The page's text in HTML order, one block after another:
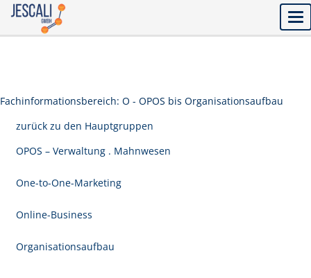
Fachinformationsbereich: O - OPOS bis Organisationsaufbau
zurück zu den Hauptgruppen
OPOS – Verwaltung . Mahnwesen
One-to-One-Marketing
Online-Business
Organisationsaufbau